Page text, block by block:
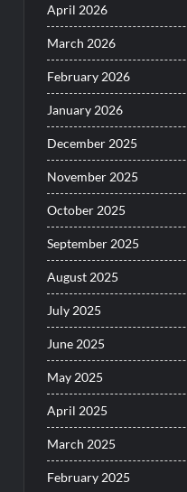
April 2026
March 2026
February 2026
January 2026
December 2025
November 2025
October 2025
September 2025
August 2025
July 2025
June 2025
May 2025
April 2025
March 2025
February 2025